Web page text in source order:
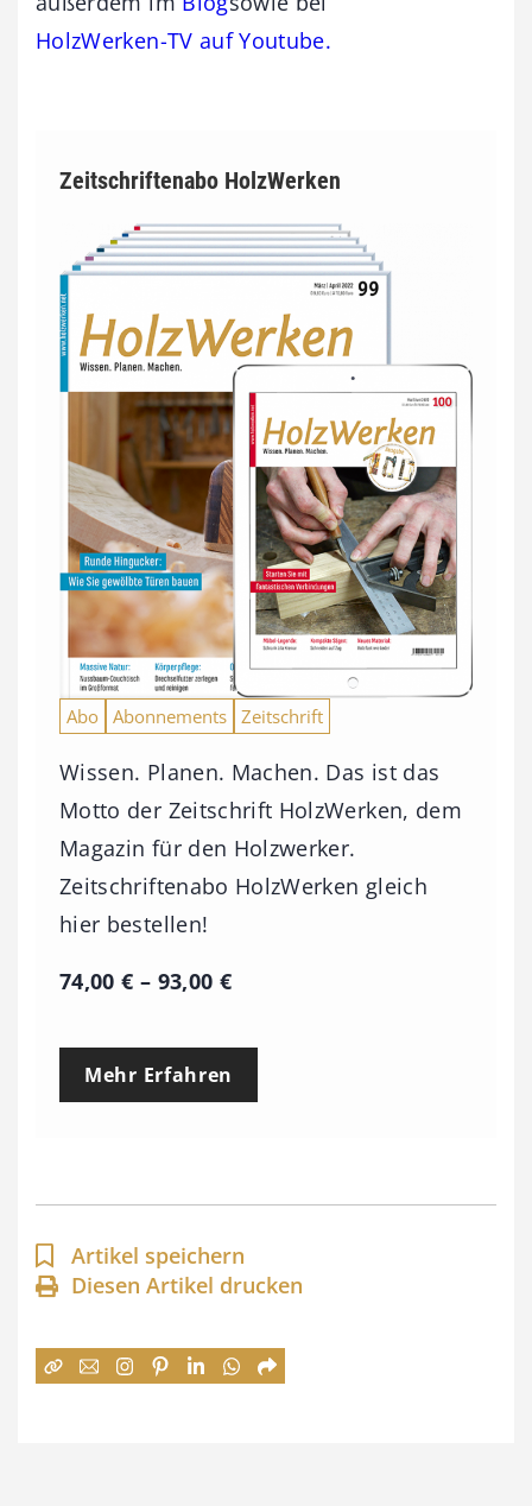
HolzWerken-TV auf Youtube.
Zeitschriftenabo HolzWerken
Abo Abonnements Zeitschrift
Wissen. Planen. Machen. Das ist das
Motto der Zeitschrift HolzWerken, dem
Magazin für den Holzwerker.
Zeitschriftenabo HolzWerken gleich
hier bestellen!
74,00€ – 93,00 €P
e
p
a
n
e
Mehr Erfahren
Artikel speichern
Diesen Artikel drucken